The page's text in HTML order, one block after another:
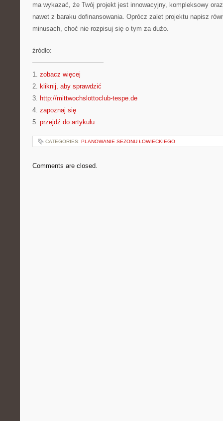
ma wykazać, że Twój projekt jest innowacyjny, kompleksowy
nawet z baraku dofinansowania. Oprócz zalet projektu napisz
minusach, choć nie rozpisuj się o tym za dużo.
źródło:
———————————
1. zobacz więcej
2. kliknij, aby sprawdzić
3. http://mittwochslottoclub-tespe.de
4. zapoznaj się
5. przejdź do artykułu
CATEGORIES: PLANOWANIE SEZONU ŁOWIECKIEGO
Comments are closed.